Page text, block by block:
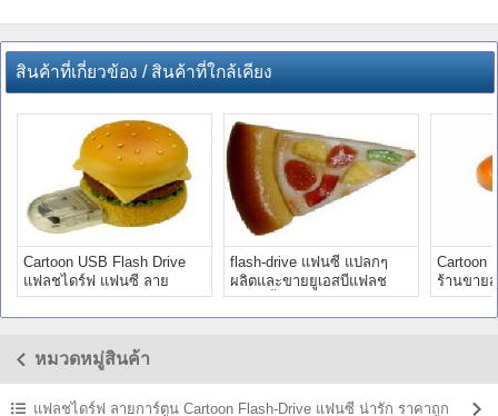
สินค้าที่เกี่ยวข้อง / สินค้าที่ใกล้เคียง
Cartoon USB Flash Drive
แฟลชไดร์ฟ แฟนซี ลาย
การ์ตูน สวยๆ ราคาโรงงาน
flash-drive แฟนซี แปลกๆ
ผลิตและขายยูเอสบีแฟลช
ไดรฟ์ขึ้นรูปใหม่
Cartoon
ร้านขาย
รูปตามแ
หมวดหมู่สินค้า
แฟลชไดร์ฟ ลายการ์ตูน Cartoon Flash-Drive แฟนซี น่ารัก ราคาถูก